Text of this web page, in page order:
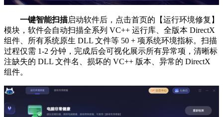
一键智能扫描启动软件后，点击首页的【运行环境修复】
模块，软件会自动扫描全系列 VC++ 运行库、全版本 DirectX
组件、所有系统原生 DLL 文件等 50 + 项系统环境指标。扫描
过程仅需 1-2 分钟，完成后会可视化展示所有异常项，清晰标
注缺失的 DLL 文件名、损坏的 VC++ 版本、异常的 DirectX
组件。